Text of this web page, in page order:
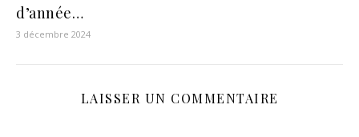
d’année…
3 décembre 2024
LAISSER UN COMMENTAIRE